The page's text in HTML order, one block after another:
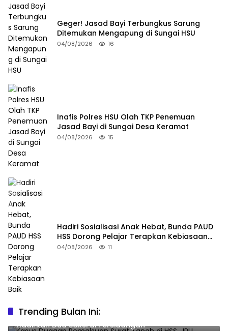
Geger! Jasad Bayi Terbungkus Sarung
Ditemukan Mengapung di Sungai HSU
04/08/2026 16
Inafis Polres HSU Olah TKP Penemuan
Jasad Bayi di Sungai Desa Keramat
04/08/2026 15
Hadiri Sosialisasi Anak Hebat, Bunda PAUD
HSS Dorong Pelajar Terapkan Kebiasaan
Baik
04/08/2026 11
Trending Bulan Ini:
Kasus Dugaan Pemalsuan Surat Tanah di HSS, JPU
Hadirkan Dua Saksi di Persidangan